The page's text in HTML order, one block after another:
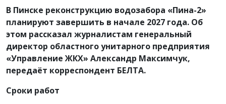
В Пинске реконструкцию водозабора «Пина-2»
планируют завершить в начале 2027 года. Об
этом рассказал журналистам генеральный
директор областного унитарного предприятия
«Управление ЖКХ» Александр Максимчук,
передаёт корреспондент БЕЛТА.
Сроки работ